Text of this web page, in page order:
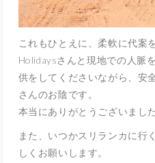
これもひとえに、柔軟に代案
Holidaysさんと現地での人脈
供をしてくださいながら、安
さんのお陰です。
本当にありがとうございました
また、いつかスリランカに行
しくお願いします。